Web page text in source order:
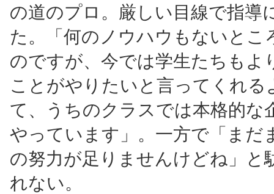
の道のプロ。厳しい目線で指導
た。「何のノウハウもないとこ
のですが、今では学生たちもよ
ことがやりたいと言ってくれる
て、うちのクラスでは本格的な
やっています」。一方で「まだ
の努力が足りませんけどね」と
れない。